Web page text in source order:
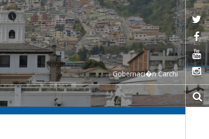
Gobernaci�n Carchi